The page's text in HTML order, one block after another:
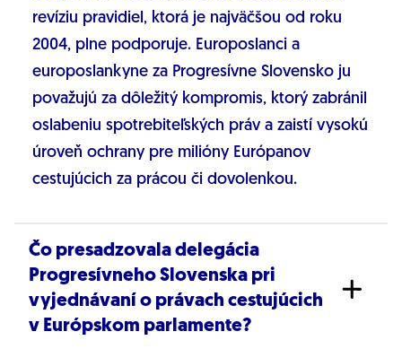
revíziu pravidiel, ktorá je najväčšou od roku
2004, plne podporuje. Europoslanci a
europoslankyne za Progresívne Slovensko ju
považujú za dôležitý kompromis, ktorý zabránil
oslabeniu spotrebiteľských práv a zaistí vysokú
úroveň ochrany pre milióny Európanov
cestujúcich za prácou či dovolenkou.
Čo presadzovala delegácia
Progresívneho Slovenska pri
vyjednávaní o právach cestujúcich
v Európskom parlamente?